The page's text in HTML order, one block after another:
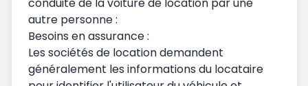
autre personne :
Besoins en assurance :
Les sociétés de location demandent
généralement les informations du locataire